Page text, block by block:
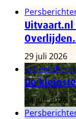
29 juli 2026
In beeld
De
24 juli 2026